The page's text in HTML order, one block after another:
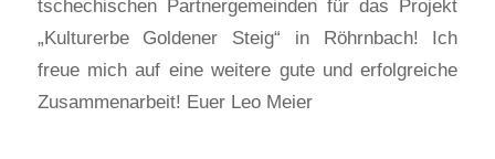
tschechischen Partnergemeinden für das Projekt
„Kulturerbe Goldener Steig“ in Röhrnbach! Ich
freue mich auf eine weitere gute und erfolgreiche
Zusammenarbeit! Euer Leo Meier